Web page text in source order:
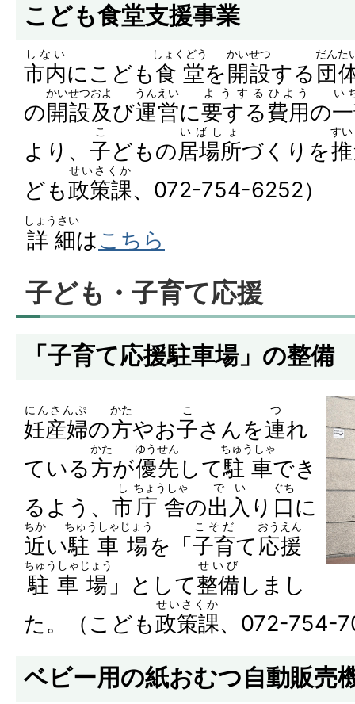
こども食堂支援事業
市内
しない
にこども食堂
しょくどう
を開設
かいせつ
する 団
だんた
の開設
かいせつ
及
およ
び運営
うんえい
に要する
ようする
費用
ひよう
の
い
より、 子
こ
どもの居場所
いばしょ
づくりを
すい
ども政策課
せいさくか
、072-754-6252）
詳細
しょうさい
はこちら
子ども・子育て応援
「子育て応援駐車場」の整備
妊産婦
にんさんぷ
の方
かた
やお子
こ
さんを連
つ
れ
ている方
かた
が優先
ゆうせん
して駐車
ちゅうしゃ
でき
るよう、 市
し
庁舎
ちょうしゃ
の出入
でい
り 口
ぐち
に
近
ちか
い駐車場
ちゅうしゃじょう
を「子育
こそだ
て 応援
おうえん
駐車場
ちゅうしゃじょう
」として整備
せいび
しまし
た。（こども政策課
せいさくか
、072-754-
ベビー用の紙おむつ自動販売